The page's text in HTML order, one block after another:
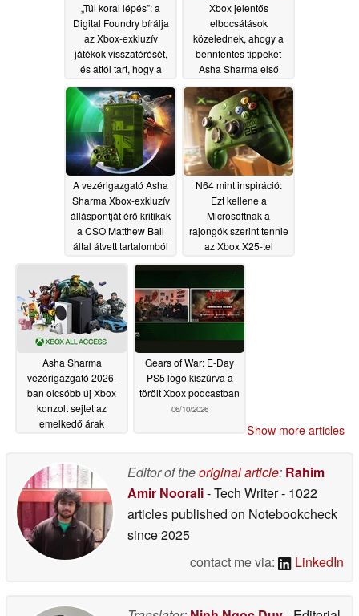
„Túl korai lépés”: a
Digital Foundry bírálja
az Xbox-exkluzív
játékok visszatérését,
és attól tart, hogy a
megfizetni az árát
06/11/2026
Xbox jelentős
elbocsátások
közelednek, ahogy a
bennfentes tippeket
Asha Sharma első
lépése06/11/2026
A vezérigazgató Asha
Sharma Xbox-exkluzív
álláspontját érő kritikák
a CSO Matthew Ball
által átvett tartalomból
06/11/2026
N64 mint inspiráció:
Ezt kellene a
Microsoftnak a
rajongók szerint tennie
az Xbox X25-tel
06/10/2026
Asha Sharma
vezérigazgató 2026-
ban olcsóbb új Xbox
konzolt sejtet az
emelkedő árak
Gears of War: E-Day
PS5 logó kiszúrva a
törölt Xbox podcastban
06/10/2026
Show more articles
Editor of theoriginal article: Rahim
Amir Noorali- Tech Writer- 1022
articles published on Notebookcheck
since 2025
contact me via:
LinkedIn